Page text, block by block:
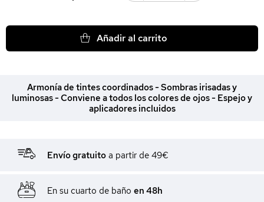
Añadir al carrito
Armonía de tintes coordinados - Sombras irisadas y
luminosas - Conviene a todos los colores de ojos - Espejo y
aplicadores incluidos
Envío gratuito a partir de 49€
En su cuarto de baño en 48h